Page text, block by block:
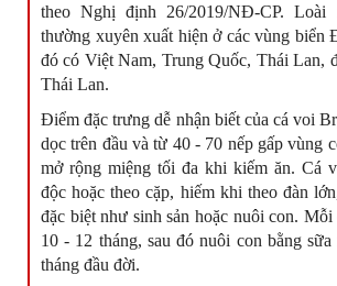
theo Nghị định 26/2019/NĐ-CP. Loài
thường xuyên xuất hiện ở các vùng biển
đó có Việt Nam, Trung Quốc, Thái Lan,
Thái Lan.
Điểm đặc trưng dễ nhận biết của cá voi
dọc trên đầu và từ 40 - 70 nếp gấp vùng
mở rộng miệng tối đa khi kiếm ăn. Cá
độc hoặc theo cặp, hiếm khi theo đàn
đặc biệt như sinh sản hoặc nuôi con.
10 - 12 tháng, sau đó nuôi con bằng
tháng đầu đời.